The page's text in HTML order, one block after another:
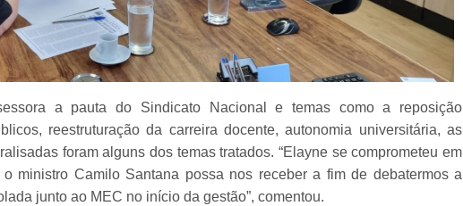
a pauta do Sindicato Nacional e temas como a reposição
reestruturação da carreira docente, autonomia universitária, as
foram alguns dos temas tratados. “Elayne se comprometeu em
ministro Camilo Santana possa nos receber a fim de debatermos a
junto ao MEC no início da gestão”, comentou.